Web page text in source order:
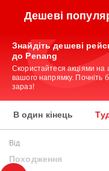
Дешеві
Знайдіть дешеві
до Penang
Скористайтеся акціями на
вашого напрямку. Почніть
зараз!
В один кінець
Від
Походження